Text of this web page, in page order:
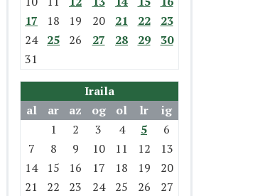
17
18 19 20 21 22
23
24
25 26 27 28 29
30
31
Iraila
al
ar az og ol lr
ig
1
2 3 4 5
6
7
8 9 10 11 12
13
14
15 16 17 18 19
20
21
22 23 24 25 26
27